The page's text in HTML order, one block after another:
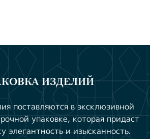
ИЗДЕЛИЙ
поставляются в эксклюзивной
упаковке, которая придаст
элегантность и изысканность.